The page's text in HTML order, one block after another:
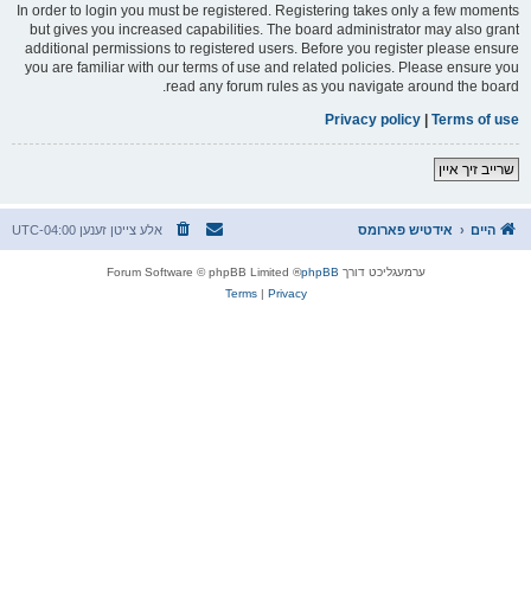
In order to login you must be registered. Registering takes only a few moments
but gives you increased capabilities. The board administrator may also grant
additional permissions to registered users. Before you register please ensure
you are familiar with our terms of use and related policies. Please ensure you
read any forum rules as you navigate around the board.
Terms of use
|
Privacy policy
שרייב זיך איין
היים אידטיש פארומס אלע צייטן זענען UTC-04:00
ערמעגליכט דורך phpBB
® Forum Software © phpBB Limited
Privacy
|
Terms